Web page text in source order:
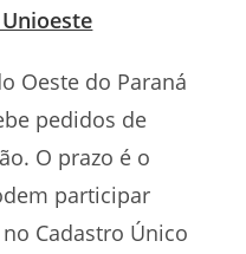
Oeste do Paraná
pedidos de
O prazo é o
participar
Cadastro Único